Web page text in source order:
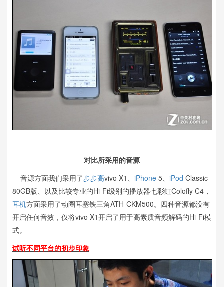
对比所采用的音源
音源方面我们采用了步步高vivo X1、 iPhone 5、 iPod Classic
80GB版、以及比较专业的Hi-Fi级别的播放器七彩虹Colofly C4，
耳机方面采用了动圈耳塞铁三角ATH-CKM500。四种音源都没有
开启任何音效，仅将vivo X1开启了用于高素质音频解码的Hi-Fi模
式。
试听不同平台的初步印象